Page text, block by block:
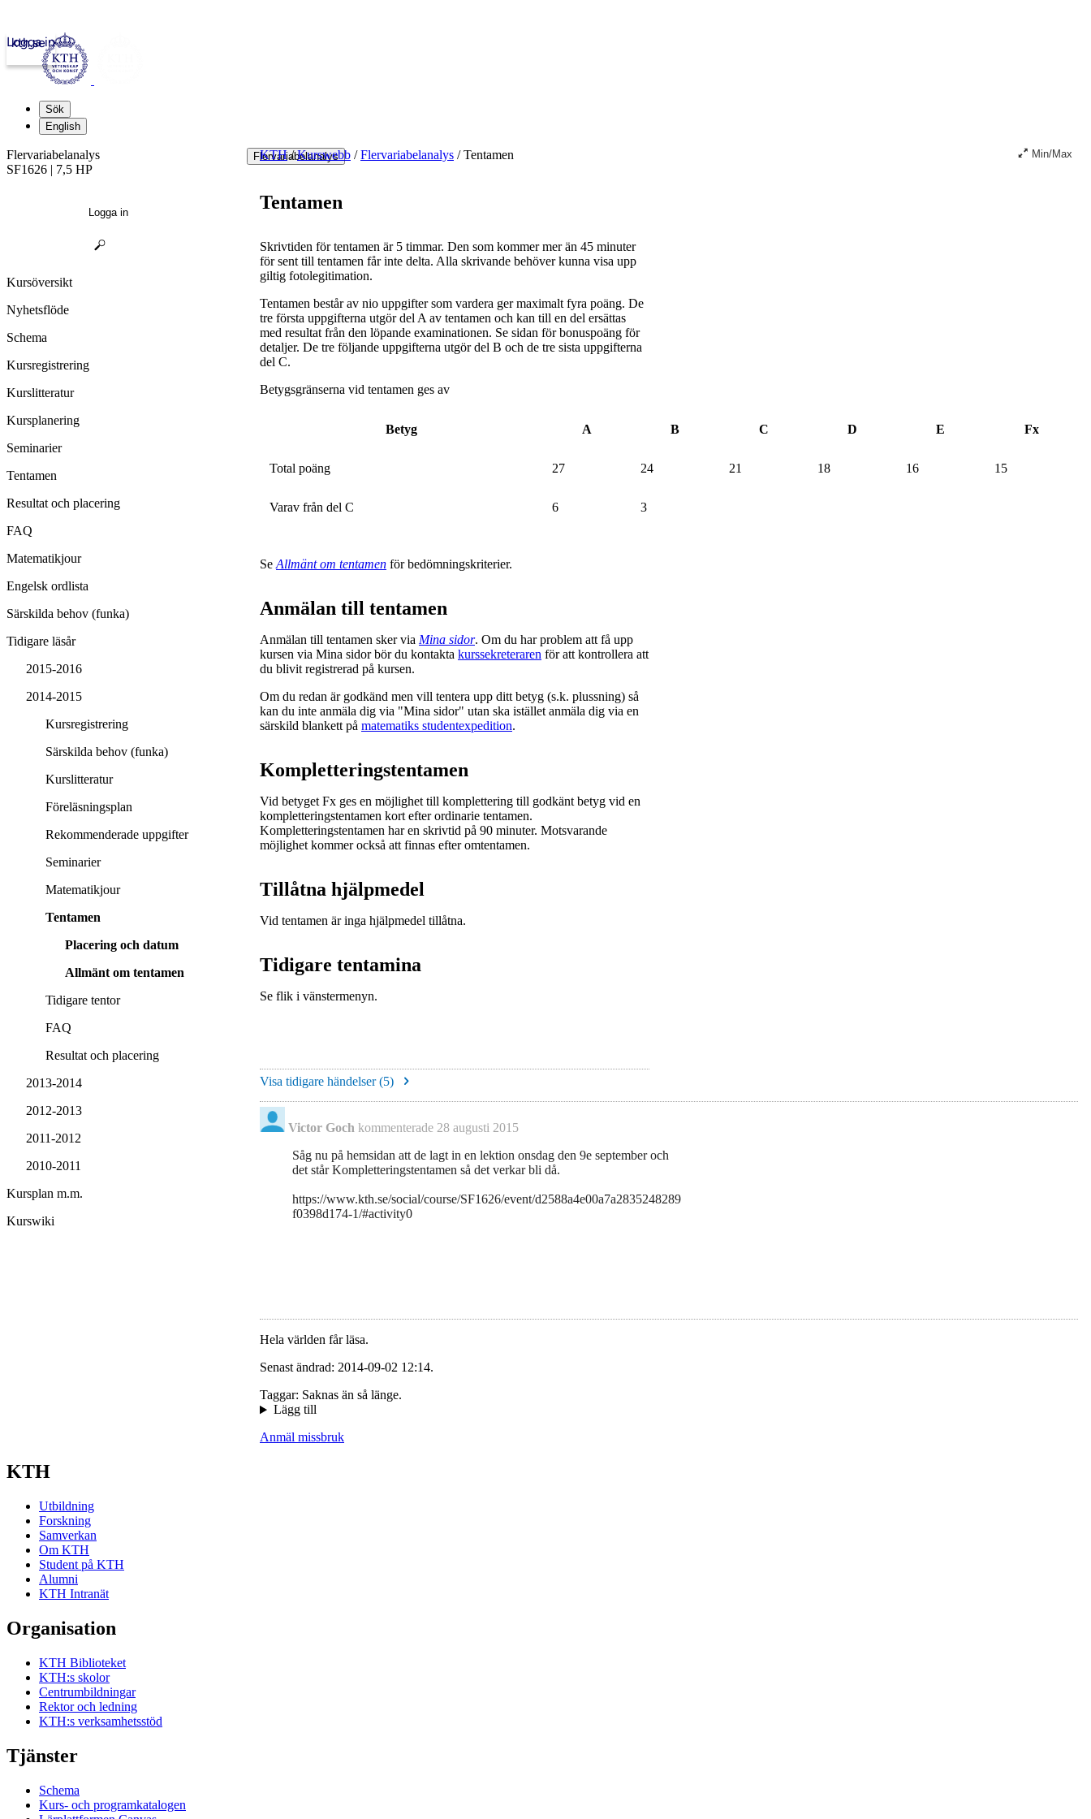
kth.se
Logga in
Sök
English
Flervariabelanalys
KTH / Kurswebb / Flervariabelanalys /Tentamen Min/Max
Tentamen
Skrivtiden för tentamen är 5 timmar. Den som kommer mer än 45 minuter
för sent till tentamen får inte delta. Alla skrivande behöver kunna visa upp
giltig fotolegitimation.
Tentamen består av nio uppgifter som vardera ger maximalt fyra poäng. De
tre första uppgifterna utgör del A av tentamen och kan till en del ersättas
med resultat från den löpande examinationen. Se sidan för bonuspoäng för
detaljer. De tre följande uppgifterna utgör del B och de tre sista uppgifterna
del C.
Betygsgränserna vid tentamen ges av
Betyg A B C D E Fx
Total poäng 27 24 21 18 16 15
Varav från del C 6 3
Se Allmänt om tentamen för bedömningskriterier.
Anmälan till tentamen
Anmälan till tentamen sker via Mina sidor. Om du har problem att få upp
kursen via Mina sidor bör du kontakta kurssekreteraren för att kontrollera att
du blivit registrerad på kursen.
Om du redan är godkänd men vill tentera upp ditt betyg (s.k. plussning) så
kan du inte anmäla dig via "Mina sidor" utan ska istället anmäla dig via en
särskild blankett på matematiks studentexpedition.
Kompletteringstentamen
Vid betyget Fx ges en möjlighet till komplettering till godkänt betyg vid en
kompletteringstentamen kort efter ordinarie tentamen.
Kompletteringstentamen har en skrivtid på 90 minuter. Motsvarande
möjlighet kommer också att finnas efter omtentamen.
Tillåtna hjälpmedel
Vid tentamen är inga hjälpmedel tillåtna.
Tidigare tentamina
Se flik i vänstermenyn.
Visa tidigare händelser (5)
Victor Goch kommenterade 28 augusti 2015
Såg nu på hemsidan att de lagt in en lektion onsdag den 9e september och
det stårKompletteringstentamen så det verkar bli då.
https://www.kth.se/social/course/SF1626/event/d2588a4e00a7a2835248289
f0398d174-1/#activity0
Hela världen får läsa.
Senast ändrad: 2014-09-02 12:14.
Taggar: Saknas än så länge.
Lägg till
Anmäl missbruk
Flervariabelanalys
SF1626 | 7,5 HP
Logga in
Kursöversikt
Nyhetsflöde
Schema
Kursregistrering
Kurslitteratur
Kursplanering
Seminarier
Tentamen
Resultat och placering
FAQ
Matematikjour
Engelsk ordlista
Särskilda behov (funka)
Tidigare läsår
2015-2016
2014-2015
Kursregistrering
Särskilda behov (funka)
Kurslitteratur
Föreläsningsplan
Rekommenderade uppgifter
Seminarier
Matematikjour
Tentamen
Placering och datum
Allmänt om tentamen
Tidigare tentor
FAQ
Resultat och placering
2013-2014
2012-2013
2011-2012
2010-2011
Kursplan m.m.
Kurswiki
KTH
Utbildning
Forskning
Samverkan
Om KTH
Student på KTH
Alumni
KTH Intranät
Organisation
KTH Biblioteket
KTH:s skolor
Centrumbildningar
Rektor och ledning
KTH:s verksamhetsstöd
Tjänster
Schema
Kurs- och programkatalogen